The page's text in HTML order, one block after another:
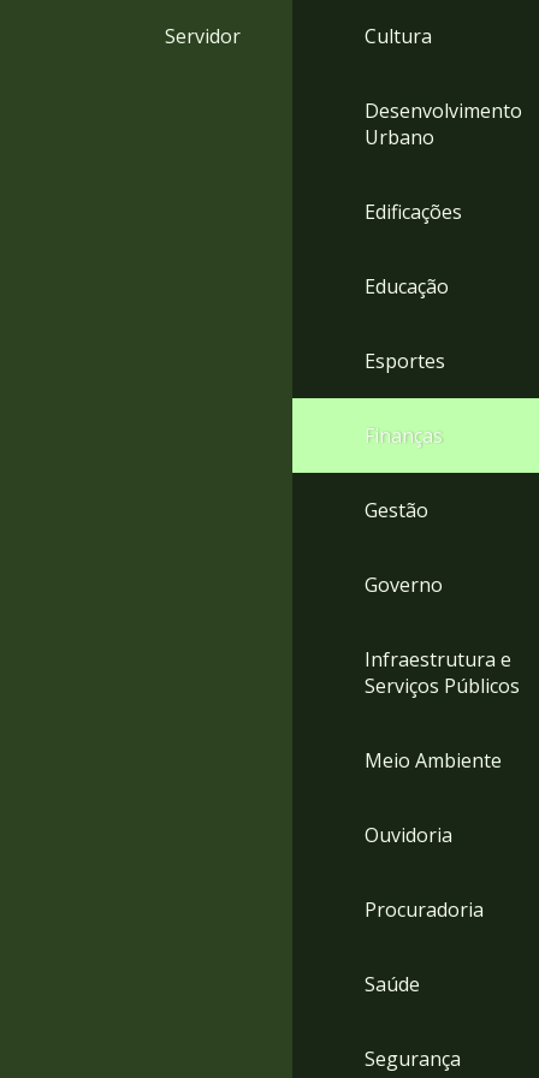
Servidor Cultura
Desenvolvimento
Urbano
Edificações
Educação
Esportes
Finanças
Gestão
Governo
Infraestrutura e
Serviços Públicos
Meio Ambiente
Ouvidoria
Procuradoria
Saúde
Segurança